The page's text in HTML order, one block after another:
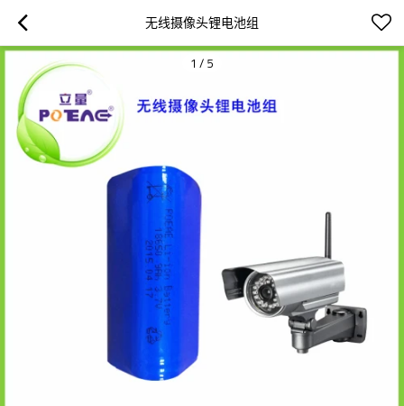
无线摄像头锂电池组
1 / 5